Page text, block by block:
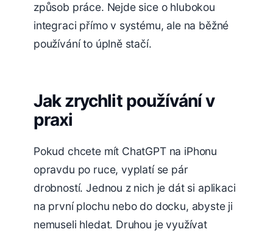
způsob práce. Nejde sice o hlubokou
integraci přímo v systému, ale na běžné
používání to úplně stačí.
Jak zrychlit používání v
praxi
Pokud chcete mít ChatGPT na iPhonu
opravdu po ruce, vyplatí se pár
drobností. Jednou z nich je dát si aplikaci
na první plochu nebo do docku, abyste ji
nemuseli hledat. Druhou je využívat